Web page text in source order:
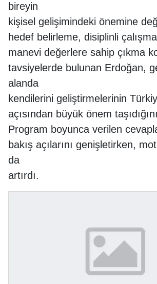
bireyin
kişisel gelişimindeki önemine
hedef belirleme, disiplinli
manevi değerlere sahip çıkma
tavsiyelerde bulunan Erdoğan,
alanda
kendilerini geliştirmelerinin
açısından büyük önem
Program boyunca verilen
bakış açılarını genişletirken,
da
artırdı.